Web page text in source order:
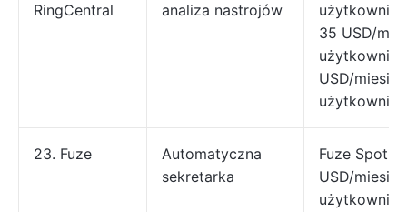
RingCentral
analiza nastrojów
35 USD/
USD/
użytkownika
23. Fuze
Automatyczna
sekretarka
Fuze
USD/